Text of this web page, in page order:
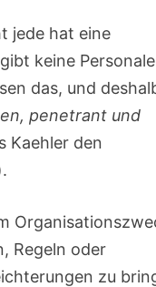
jede hat eine
keine
das, und
penetrant und
Kaehler den
Regeln oder
zu